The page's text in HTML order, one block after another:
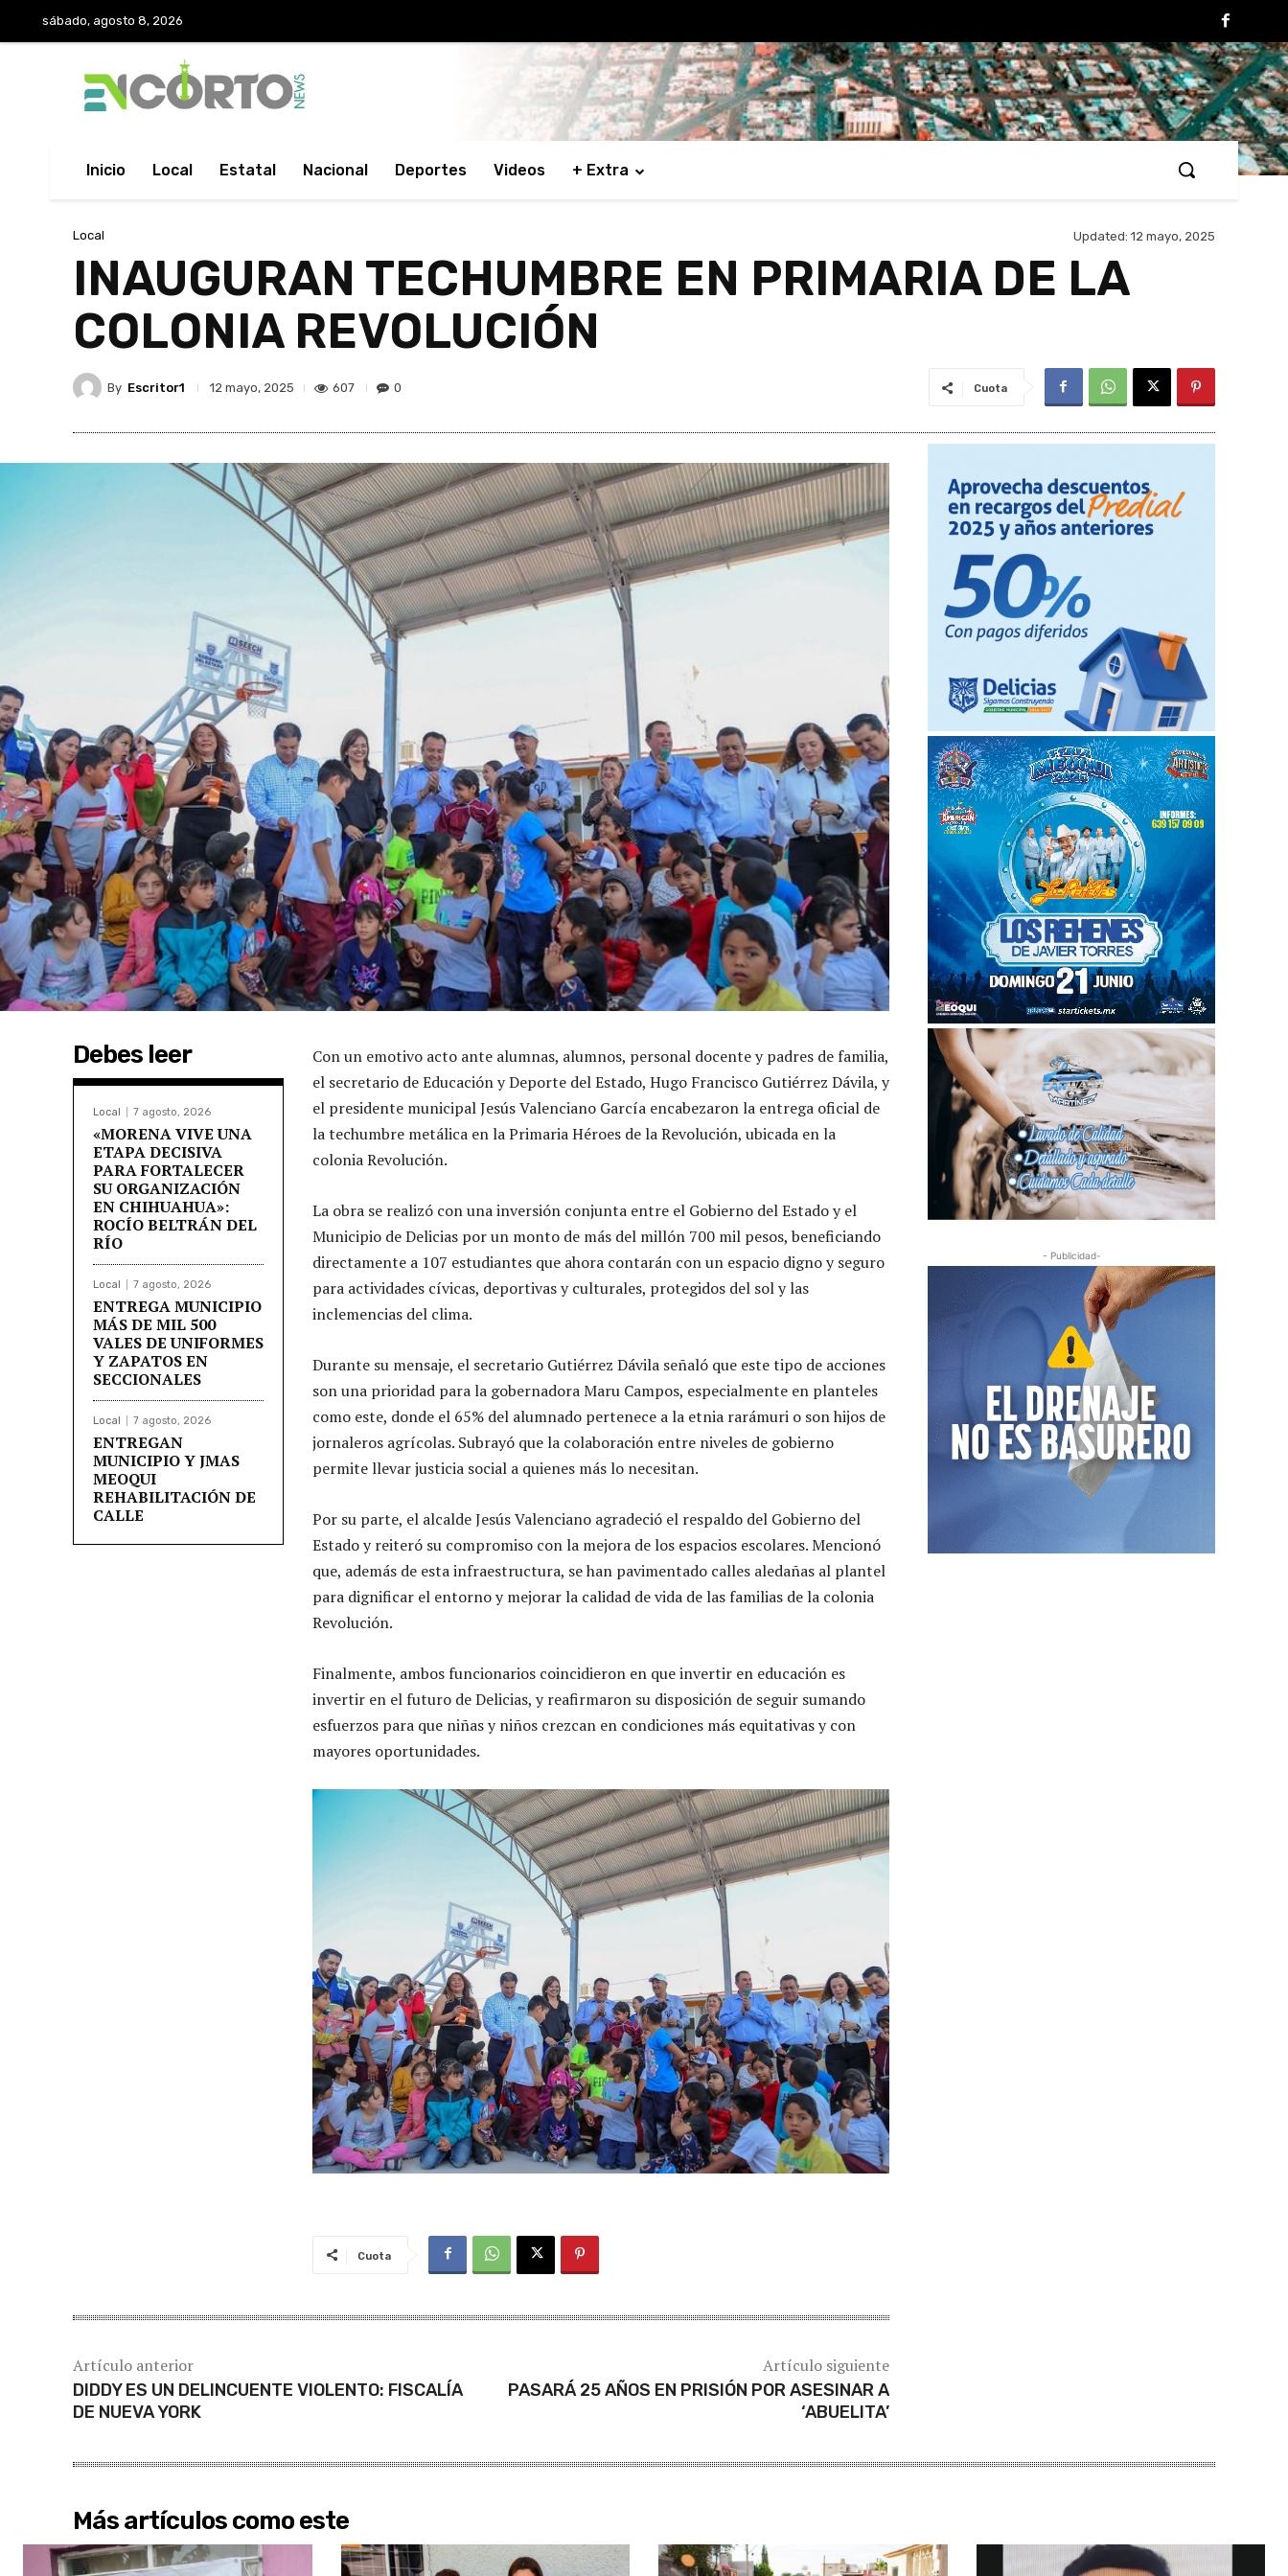
sábado, agosto 8, 2026
Inicio Local Estatal Nacional Deportes Videos + Extra
Local Updated: 12 mayo, 2025
INAUGURAN TECHUMBRE EN PRIMARIA DE LA
COLONIA REVOLUCIÓN
By Escritor1 12 mayo, 2025 607 0 Cuota
Debes leer
Local 7 agosto, 2026
«MORENA VIVE UNA
ETAPA DECISIVA
PARA FORTALECER
SU ORGANIZACIÓN
EN CHIHUAHUA»:
ROCÍO BELTRÁN DEL
RÍO
Local 7 agosto, 2026
ENTREGA MUNICIPIO
MÁS DE MIL 500
VALES DE UNIFORMES
Y ZAPATOS EN
SECCIONALES
Local 7 agosto, 2026
ENTREGAN
MUNICIPIO Y JMAS
MEOQUI
REHABILITACIÓN DE
CALLE
Con un emotivo acto ante alumnas, alumnos, personal docente y padres de familia,
el secretario de Educación y Deporte del Estado, Hugo Francisco Gutiérrez Dávila, y
el presidente municipal Jesús Valenciano García encabezaron la entrega oficial de
la techumbre metálica en la Primaria Héroes de la Revolución, ubicada en la
colonia Revolución.
La obra se realizó con una inversión conjunta entre el Gobierno del Estado y el
Municipio de Delicias por un monto de más del millón 700 mil pesos, beneficiando
directamente a 107 estudiantes que ahora contarán con un espacio digno y seguro
para actividades cívicas, deportivas y culturales, protegidos del sol y las
inclemencias del clima.
Durante su mensaje, el secretario Gutiérrez Dávila señaló que este tipo de acciones
son una prioridad para la gobernadora Maru Campos, especialmente en planteles
como este, donde el 65% del alumnado pertenece a la etnia rarámuri o son hijos de
jornaleros agrícolas. Subrayó que la colaboración entre niveles de gobierno
permite llevar justicia social a quienes más lo necesitan.
Por su parte, el alcalde Jesús Valenciano agradeció el respaldo del Gobierno del
Estado y reiteró su compromiso con la mejora de los espacios escolares. Mencionó
que, además de esta infraestructura, se han pavimentado calles aledañas al plantel
para dignificar el entorno y mejorar la calidad de vida de las familias de la colonia
Revolución.
Finalmente, ambos funcionarios coincidieron en que invertir en educación es
invertir en el futuro de Delicias, y reafirmaron su disposición de seguir sumando
esfuerzos para que niñas y niños crezcan en condiciones más equitativas y con
mayores oportunidades.
Cuota
Artículo anterior
DIDDY ES UN DELINCUENTE VIOLENTO: FISCALÍA
DE NUEVA YORK
Artículo siguiente
PASARÁ 25 AÑOS EN PRISIÓN POR ASESINAR A
‘ABUELITA’
- Publicidad-
Más artículos como este